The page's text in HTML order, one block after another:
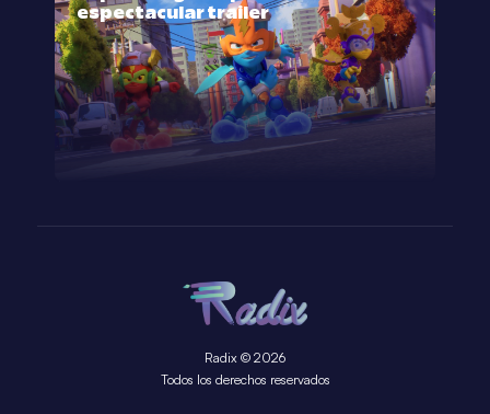
espectacular trailer
Radix © 2026
Todos los derechos reservados